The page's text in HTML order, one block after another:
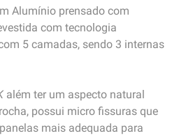
Alumínio prensado com
com tecnologia
5 camadas, sendo 3 internas
além ter um aspecto natural
possui micro fissuras que
mais adequada para